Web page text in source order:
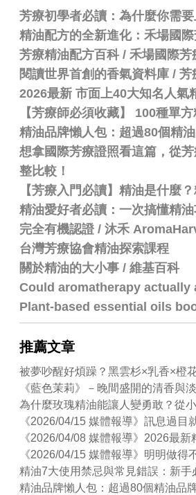
芳療初學者必讀：為什麼你需
精油配方的全新進化：禾場國
芳療精油配方百科 /禾場國際芳
閱讀世界首創的香氣資料庫 /
2026最新 市面上40大知名人氣
【芳療師必須收藏】 100種單
精油品牌懶人包：超過80個精
想拿國際芳療證照看這篇，從
整比較！
【芳療入門必讀】精油是什麼
精油愛好者必讀：一次搞懂精
完全有機認證 / 沐禾
台灣芳療協會精油探索課程
關於精油的大小事 / 維基百科
Could aromatherapy actually
Plant-based essential oils
推薦文章
被夢吵醒好煩躁？黑雲杉×乳香×橙
《藍色茉莉》－晚間盛開的清香與
為什麼玫瑰精油能讓人變勇敢？從
《2026/04/15 媒體報導》訊息過
《2026/04/08 媒體報導》2026最
《2026/04/15 媒體報導》明明做
精油7大使用禁忌與常見錯誤：新
精油品牌懶人包：超過80個精油品